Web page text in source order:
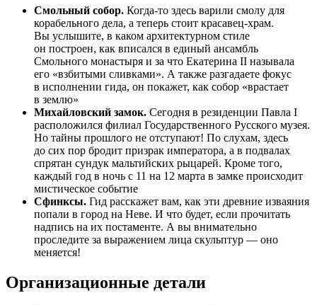
Смольный собор. Когда-то здесь варили смолу для
корабельного дела, а теперь стоит красавец-храм.
Вы услышите, в каком архитектурном стиле
он построен, как вписался в единый ансамбль
Смольного монастыря и за что Екатерина II называла
его «взбитыми сливками». А также разгадаете фокус
в исполнении гида, он покажет, как собор «врастает
в землю»
Михайловский замок. Сегодня в резиденции Павла I
расположился филиал Государственного Русского музея.
Но тайны прошлого не отступают! По слухам, здесь
до сих пор бродит призрак императора, а в подвалах
спрятан сундук мальтийских рыцарей. Кроме того,
каждый год в ночь с 11 на 12 марта в замке происходит
мистическое событие
Сфинксы. Гид расскажет вам, как эти древние изваяния
попали в город на Неве. И что будет, если прочитать
надпись на их постаменте. А вы внимательно
проследите за выражением лица скульптур — оно
меняется!
Организационные детали